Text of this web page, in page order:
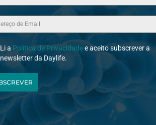
Li a Política de Privacidadee aceito subscrever a
newsletter da Daylife.